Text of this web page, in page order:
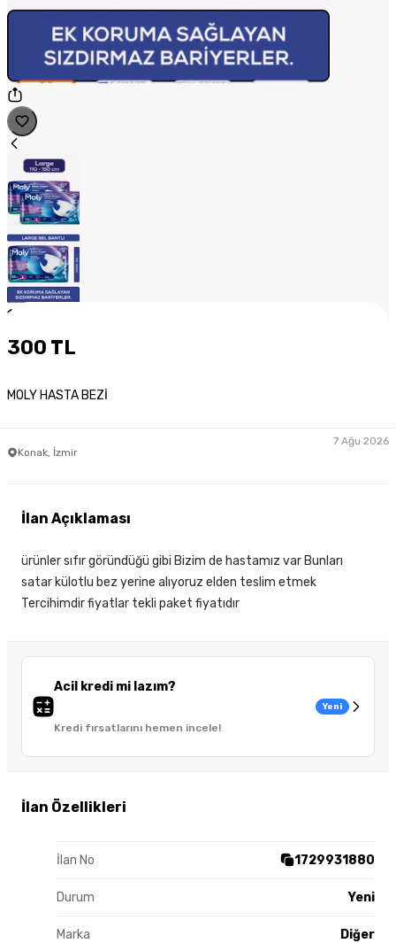
1
300 TL
MOLY HASTA BEZİ
Konak, İzmir
7 Ağu 2026
Acil kredi mi lazım?
Kredi fırsatlarını hemen incele!
Yeni
İlan Özellikleri
İlan No 1729931880
Durum Yeni
Marka Diğer
İlan Açıklaması
ürünler sıfır göründüğü gibi Bizim de hastamız var Bunları
satar külotlu bez yerine alıyoruz elden teslim etmek
Tercihimdir fiyatlar tekli paket fiyatıdır